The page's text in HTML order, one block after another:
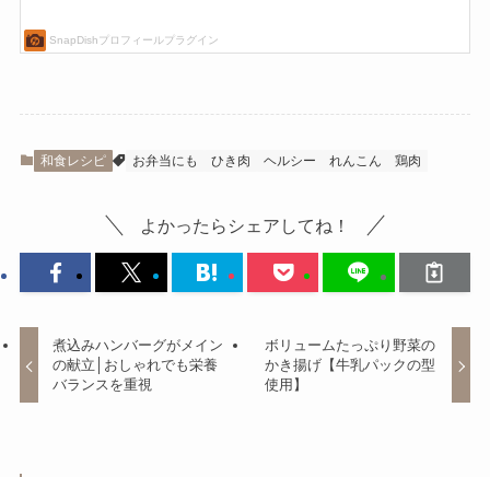
和食レシピ お弁当にも ひき肉 ヘルシー れんこん 鶏肉
よかったらシェアしてね！
煮込みハンバーグがメイン
の献立│おしゃれでも栄養
バランスを重視
ボリュームたっぷり野菜の
かき揚げ【牛乳パックの型
使用】